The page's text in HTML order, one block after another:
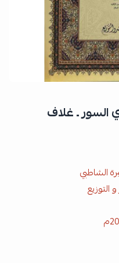
السور ـ غلاف
الشاطبي
التوزيع